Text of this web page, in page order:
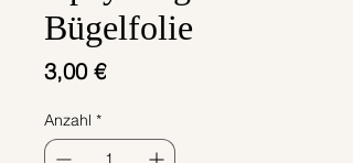
Bügelfolie
3,00 €Preis
Anzahl *